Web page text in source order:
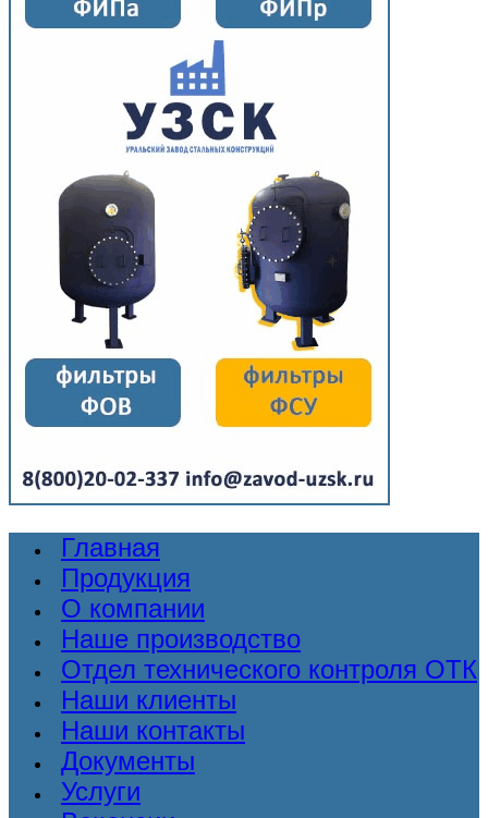
Главная
Продукция
О компании
Наше производство
Отдел технического контроля ОТК
Наши клиенты
Наши контакты
Документы
Услуги